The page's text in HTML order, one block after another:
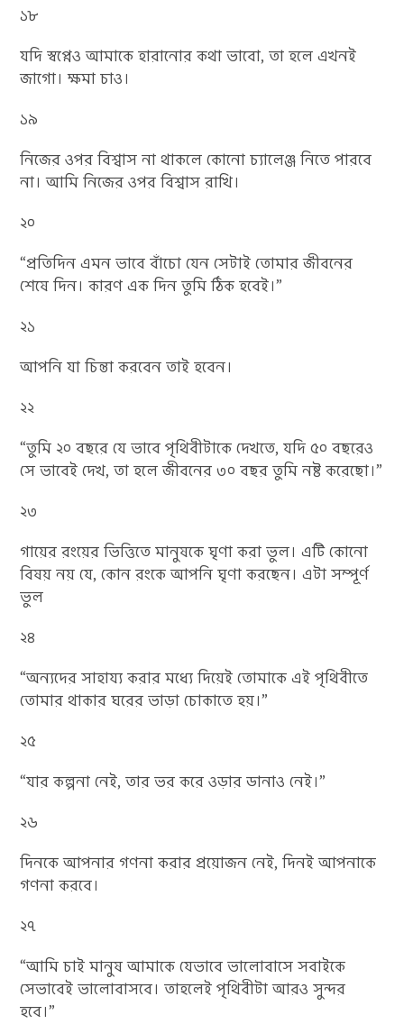
১৮
যদি স্বপ্নেও আমাকে হারানোর কথা ভাবো, তা হলে এখনই
জাগো। ক্ষমা চাও।
১৯
নিজের ওপর বিশ্বাস না থাকলে কোনো চ্যালেঞ্জ নিতে পারবে
না। আমি নিজের ওপর বিশ্বাস রাখি।
২০
“প্রতিদিন এমন ভাবে বাঁচো যেন সেটাই তোমার জীবনের
শেষে দিন। কারণ এক দিন তুমি ঠিক হবেই।”
২১
আপনি যা চিন্তা করবেন তাই হবেন।
২২
“তুমি ২০ বছরে যে ভাবে পৃথিবীটাকে দেখতে, যদি ৫০ বছরেও
সে ভাবেই দেখ, তা হলে জীবনের ৩০ বছর তুমি নষ্ট করেছো।”
২৩
গায়ের রংয়ের ভিত্তিতে মানুষকে ঘৃণা করা ভুল। এটি কোনো
বিষয় নয় যে, কোন রংকে আপনি ঘৃণা করছেন। এটা সম্পূর্ণ
ভুল
২৪
“অন্যদের সাহায্য করার মধ্যে দিয়েই তোমাকে এই পৃথিবীতে
তোমার থাকার ঘরের ভাড়া চোকাতে হয়।”
২৫
“যার কল্পনা নেই, তার ভর করে ওড়ার ডানাও নেই।”
২৬
দিনকে আপনার গণনা করার প্রয়োজন নেই, দিনই আপনাকে
গণনা করবে।
২৭
“আমি চাই মানুষ আমাকে যেভাবে ভালোবাসে সবাইকে
সেভাবেই ভালোবাসবে। তাহলেই পৃথিবীটা আরও সুন্দর
হবে।”